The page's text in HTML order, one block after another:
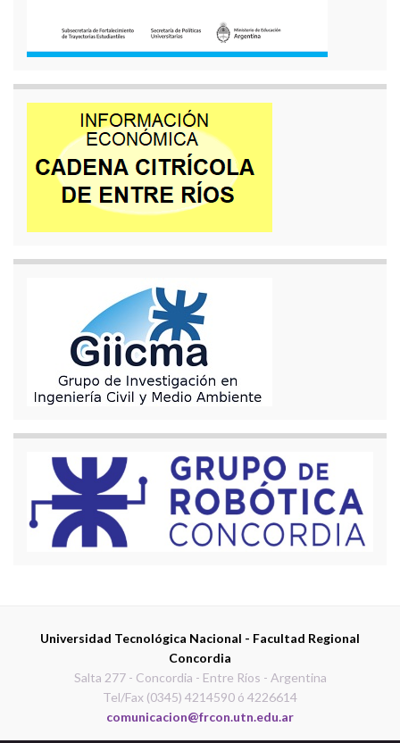
Universidad Tecnológica Nacional - Facultad Regional
Concordia
Salta 277 - Concordia - Entre Ríos - Argentina
Tel/Fax (0345) 4214590 ó 4226614
comunicacion@frcon.utn.edu.ar